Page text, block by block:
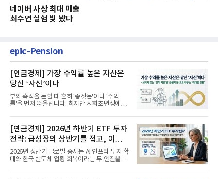
네이버 사상 최대 매출
최수연 실험 빛 봤다
epic-Pension
[연금경제] 가장 수익률 높은 자산은
당신 ‘자신’이다
부의 축적을 논할 때 흔히 '종잣돈'이나 '수익
률'을 먼저 떠올립니다. 하지만 사회초년생에게
[연금경제] 2026년 하반기 ETF 투자
전략: 급성장의 상반기를 접고, 이제
'실적'이 가르는 하반기를 맞다
2026년 상반기 글로벌 증시는 AI 인프라 투자 확
대와 한국 반도체 업황 회복이라는 두 엔진을 달